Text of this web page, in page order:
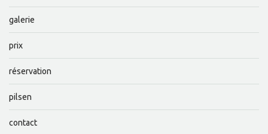
galerie
prix
réservation
pilsen
contact